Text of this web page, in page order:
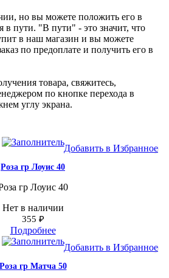
но вы можете положить его в
в пути. "В пути" - это значит, что
в наш магазин и вы можете
по предоплате и получить его в
товара, свяжитесь,
по кнопке перехода в
углу экрана.
Добавить в Избранное
Роза гр Лоуис 40
гр Лоуис 40
Нет в наличии
355 ₽
Подробнее
Добавить в Избранное
Роза гр Матча 50